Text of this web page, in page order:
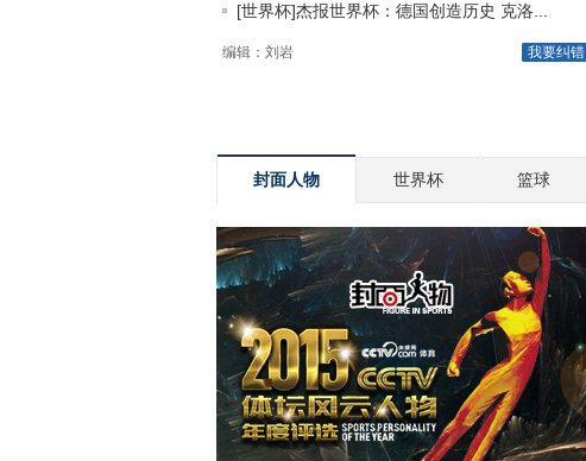
[世界杯]杰报世界杯：德国创造历史 克洛...
我要纠错
编辑：刘岩
封面人物 世界杯 篮球